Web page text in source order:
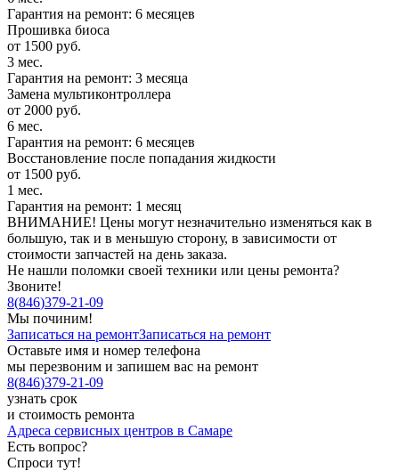
Гарантия на ремонт: 6 месяцев
Прошивка биоса
от 1500 руб.
3 мес.
Гарантия на ремонт: 3 месяца
Замена мультиконтроллера
от 2000 руб.
6 мес.
Гарантия на ремонт: 6 месяцев
Восстановление после попадания жидкости
от 1500 руб.
1 мес.
Гарантия на ремонт: 1 месяц
ВНИМАНИЕ! Цены могут незначительно изменяться как в
большую, так и в меньшую сторону, в зависимости от
стоимости запчастей на день заказа.
Не нашли поломки своей техники или цены ремонта?
Звоните!
8(846)379-21-09
Мы починим!
Записаться на ремонтЗаписаться на ремонт
Оставьте имя и номер телефона
мы перезвоним и запишем вас на ремонт
8(846)379-21-09
узнать срок
и стоимость ремонта
Адреса сервисных центров в Самаре
Есть вопрос?
Спроси тут!